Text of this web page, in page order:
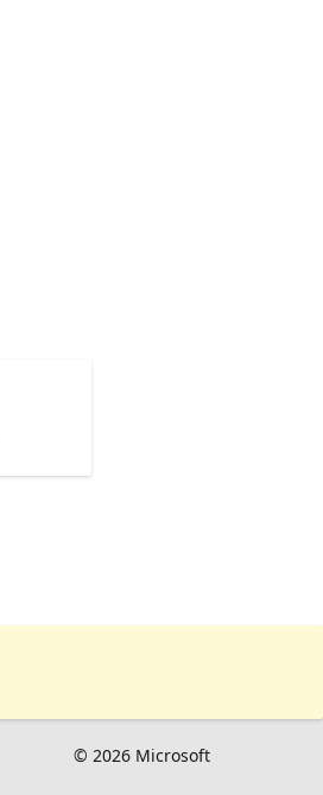
© 2026 Microsoft